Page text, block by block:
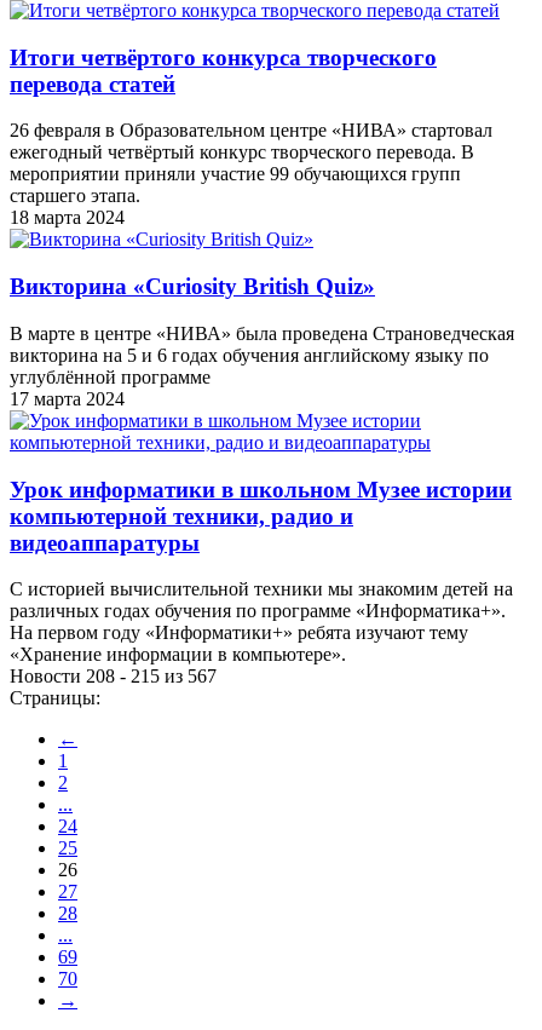
Итоги четвёртого конкурса творческого
перевода статей
26 февраля в Образовательном центре «НИВА» стартовал
ежегодный четвёртый конкурс творческого перевода. В
мероприятии приняли участие 99 обучающихся групп
старшего этапа.
18 марта 2024
Викторина «Curiosity British Quiz»
В марте в центре «НИВА» была проведена Страноведческая
викторина на 5 и 6 годах обучения английскому языку по
углублённой программе
17 марта 2024
Урок информатики в школьном Музее истории
компьютерной техники, радио и
видеоаппаратуры
С историей вычислительной техники мы знакомим детей на
различных годах обучения по программе «Информатика+».
На первом году «Информатики+» ребята изучают тему
«Хранение информации в компьютере».
Новости 208 - 215 из 567
Страницы:
←
1
2
...
24
25
26
27
28
...
69
70
→